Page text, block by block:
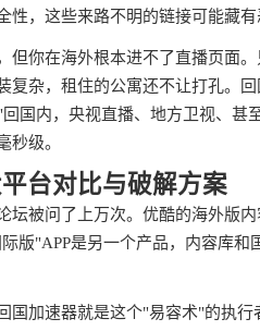
，这些来路不明的链接可能藏有
但你在海外根本进不了直播页面
复杂，租住的公寓还不让打孔
国内，央视直播、地方卫视、
秒级。
台对比与破解方案
坛被问了上万次。优酷的海外版
版"APP是另一个产品，内容库
国加速器就是这个"易容术"的执